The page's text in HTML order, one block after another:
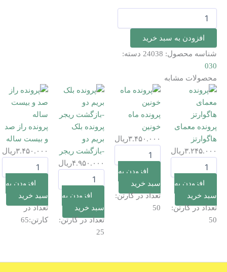
رولت
روسی
افزودن به سبد خرید
شناسه محصول: 24038 دسته:
030
محصولات مشابه
پرونده معمای
هاگوارتز
۳.۲۴۵.۰۰۰ریال
معمای
هاگوارتزافزودن به
سبد خرید
تعداد در کارتن:
50
پرونده ماه
خونین
۳.۴۵۰.۰۰۰ریال
خونینافزودن به
سبد خرید
تعداد در کارتن:
50
پرونده بلک
بریم دو
-بازگشت ریجر
۴.۹۵۰.۰۰۰ریال
بلک
-بازگشت
ریجر
عدد
افزودن به
سبد خرید
تعداد در کارتن:
25
پرونده راز صد
و بیست ساله
۳.۴۵۰.۰۰۰ریال
بیست
ساله
عدد
افزودن به
سبد خرید
تعداد در
کارتن:65